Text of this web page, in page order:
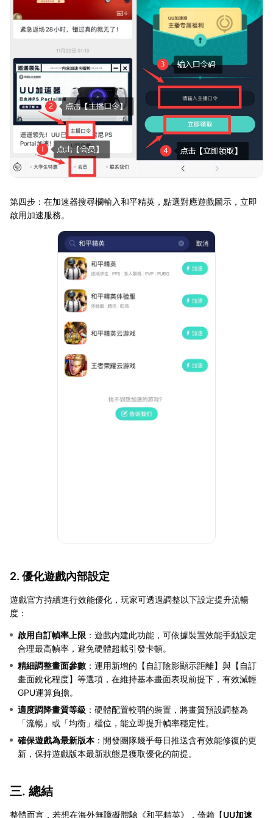
第四步：在加速器搜尋欄輸入和平精英，點選對應遊戲圖示，立即
啟用加速服務。
2. 優化遊戲內部設定
遊戲官方持續進行效能優化，玩家可透過調整以下設定提升流暢
度：
啟用自訂幀率上限 ：遊戲內建此功能，可依據裝置效能手動設定
合理最高幀率，避免硬體超載引發卡頓。
精細調整畫面參數 ：運用新增的【自訂陰影顯示距離】與【自訂
畫面銳化程度】等選項，在維持基本畫面表現前提下，有效減輕
GPU運算負擔。
適度調降畫質等級 ：硬體配置較弱的裝置，將畫質預設調整為
「流暢」或「均衡」檔位，能立即提升幀率穩定性。
確保遊戲為最新版本：開發團隊幾乎每日推送含有效能修復的更
新，保持遊戲版本最新狀態是獲取優化的前提。
三. 總結
整體而言，若想在海外無障礙體驗《和平精英》，倚賴【UU加速